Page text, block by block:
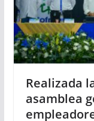
Realizada
asamblea